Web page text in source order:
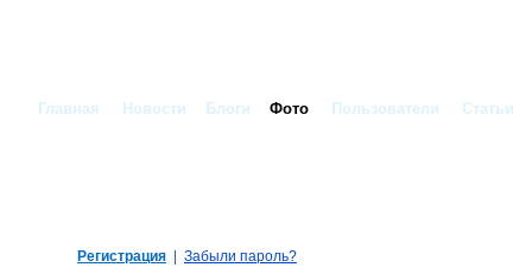
Главная Новости Блоги Фото Пользователи Статьи
Регистрация Забыли пароль?